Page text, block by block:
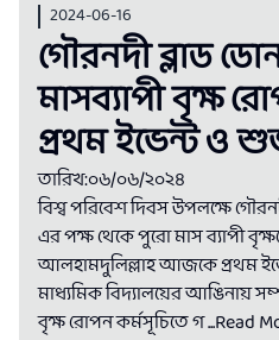
2024-06-16
গৌরনদী ব্লাড
মাসব্যাপী বৃক্ষ
প্রথম ইভেন্ট ও
তারিখ:০৬/০৬/২০২৪
বিশ্ব পরিবেশ দিবস উপলক্ষে
এর পক্ষ থেকে পুরো মাস ব্যাপী
আলহামদুলিল্লাহ আজকে প্রথম
মাধ্যমিক বিদ্যালয়ের আঙিনায়
বৃক্ষ রোপন কর্মসূচিতে গ...Read